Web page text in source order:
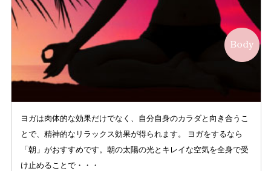
ヨガは肉体的な効果だけでなく、自分自身のカラダと向き合うこ
とで、精神的なリラックス効果が得られます。 ヨガをするなら
「朝」がおすすめです。朝の太陽の光とキレイな空気を全身で受
け止めることで・・・